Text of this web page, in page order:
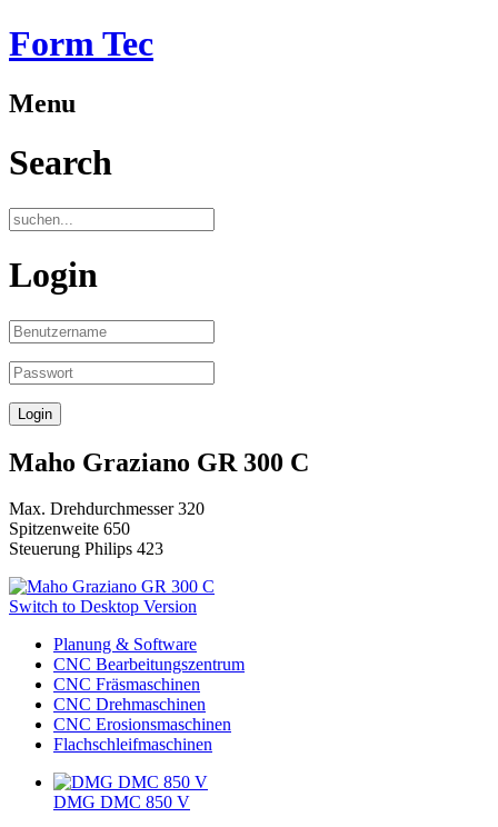
Form Tec
Menu
Search
Login
Maho Graziano GR 300 C
Max. Drehdurchmesser 320
Spitzenweite 650
Steuerung Philips 423
Switch to Desktop Version
Planung & Software
CNC Bearbeitungszentrum
CNC Fräsmaschinen
CNC Drehmaschinen
CNC Erosionsmaschinen
Flachschleifmaschinen
DMG DMC 850 V